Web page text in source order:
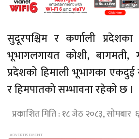
सुदूरपश्चिम र कर्णाली प्रदेशका
भूभागलगायत कोशी, बागमती,
प्रदेशको हिमाली भूभागका एकदुई
र हिमपातको सम्भावना रहेको छ ।
प्रकाशित मिति : १८ जेठ २०८३,